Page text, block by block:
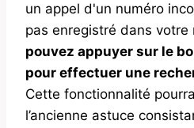
un appel d'un numéro
pas enregistré dans votre
pouvez appuyer sur le
pour effectuer une
Cette fonctionnalité
l’ancienne astuce